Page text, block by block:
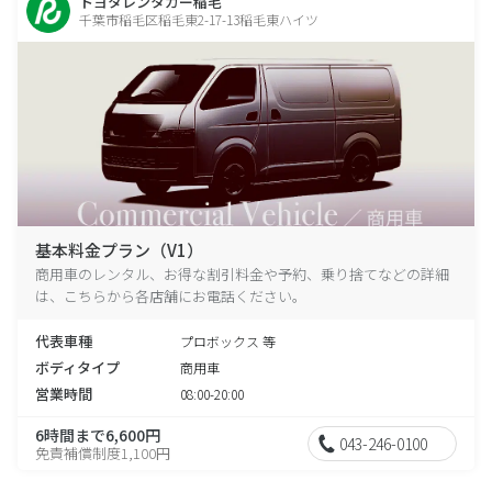
千葉市稲毛区稲毛東2-17-13稲毛東ハイツ
基本料金プラン（V1）
商用車のレンタル、お得な割引料金や予約、乗り捨てなどの詳細
は、こちらから各店舗にお電話ください。
代表車種 プロボックス 等
ボディタイプ 商用車
営業時間 08:00-20:00
6時間まで6,600円
免責補償制度1,100円 043-246-0100